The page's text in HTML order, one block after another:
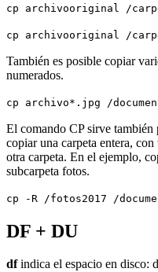
cp archivooriginal /
cp archivooriginal /
También es posible copiar
numerados.
cp archivo*.jpg /
El comando CP sirve también
copiar una carpeta entera,
otra carpeta. En el ejemplo,
subcarpeta fotos.
cp -R /fotos2017 /
DF + DU
dfindica el espacio en disco: